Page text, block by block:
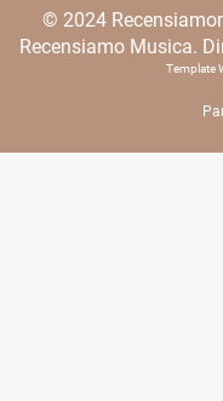
© 2024
Recensiamo Musica.
Template